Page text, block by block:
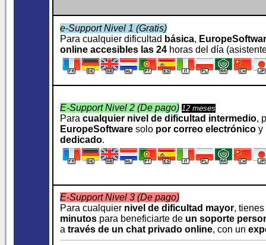
e-Support Nivel 1 (Gratis)
Para cualquier dificultad básica,
online accesibles las 24 horas del día
E-Support Nivel 2 (De pago) 12 meses
Para cualquier nivel de dificultad intermedio,
EuropeSoftware solo por correo electrónico y
dedicado.
E-Support Nivel 3 (De pago)
Para cualquier nivel de dificultad mayor,
minutos para beneficiarte de un soporte
a través de un chat privado online, con un